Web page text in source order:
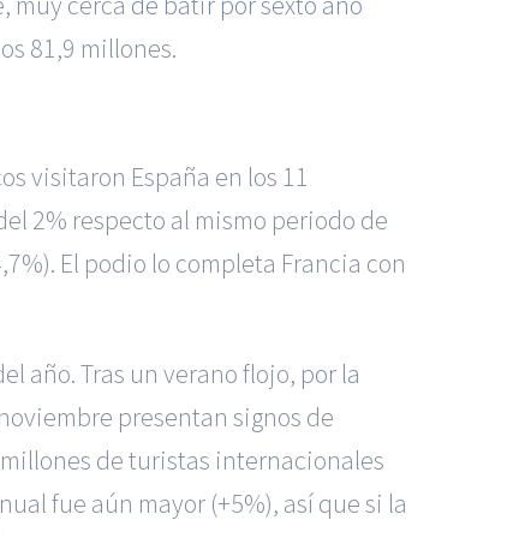
81,9 millones.
visitaron España en los 11
2% respecto al mismo periodo de
El podio lo completa Francia con
año. Tras un verano flojo, por la
presentan signos de
de turistas internacionales
fue aún mayor (+5%), así que si la